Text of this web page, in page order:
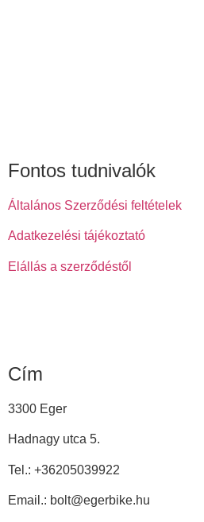
Fontos tudnivalók
Általános Szerződési feltételek
Adatkezelési tájékoztató
Elállás a szerződéstől
Cím
3300 Eger
Hadnagy utca 5.
Tel.: +36205039922
Email.: bolt@egerbike.hu